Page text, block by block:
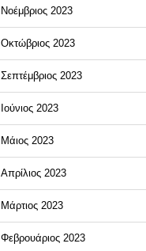
Νοέμβριος 2023
Οκτώβριος 2023
Σεπτέμβριος 2023
Ιούνιος 2023
Μάιος 2023
Απρίλιος 2023
Μάρτιος 2023
Φεβρουάριος 2023